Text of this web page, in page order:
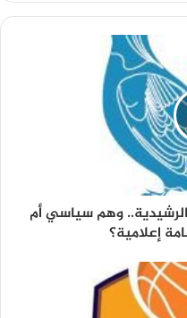
وهم سياسي أم
إعلامية؟